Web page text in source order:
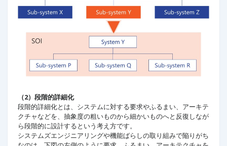
（2）段階的詳細化
段階的詳細化とは、システムに対する要求やふるまい、アーキテ
クチャなどを、抽象度の粗いものから細かいものへと反復しなが
ら段階的に設計するという考え方です。
システムズエンジニアリングや機能ばらしの取り組みで陥りがち